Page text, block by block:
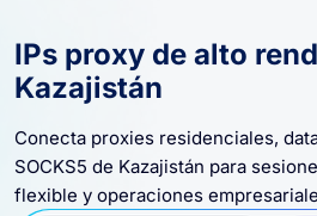
IPs proxy de alto
Kazajistán
Conecta proxies residenciales,
SOCKS5 de Kazajistán para
flexible y operaciones